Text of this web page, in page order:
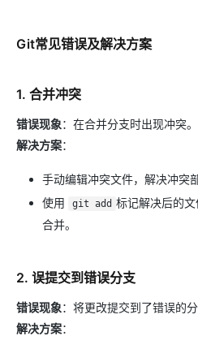
Git常见错误及解决方案
1. 合并冲突
错误现象：在合并分支时出现冲突。
解决方案：
手动编辑冲突文件，解决冲突部
使用
git add 标记解决后的
合并。
2. 误提交到错误分支
错误现象：将更改提交到了错误的分
解决方案：